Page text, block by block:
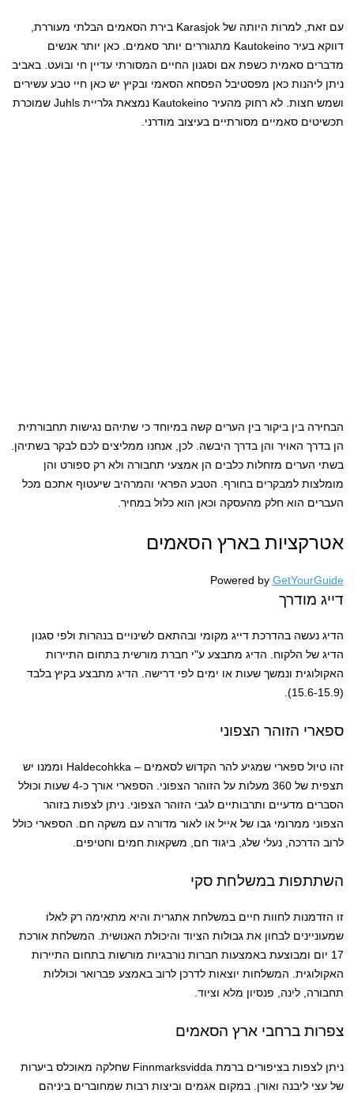
עם זאת, למרות היותה של Karasjok בירת הסאמים הבלתי מעוררת,
דווקא בעיר Kautokeino מתגוררים יותר סאמים. כאן יותר אנשים
מדברים סאמית כשפת אם וסגנון החיים המסורתי עדיין חי ובועט. באביב
ניתן ליהנות כאן מפסטיבל הפסחא הסאמי ובקיץ יש כאן חיי טבע עשירים
ושמש חצות. לא רחוק מהעיר Kautokeino נמצאת גלריית Juhls שמוכרת
תכשיטים סאמיים מסורתיים בעיצוב מודרני.
הבחירה בין ביקור בין הערים קשה במיוחד כי שתיהם נגישות תחבורתית
הן בדרך האויר והן בדרך היבשה. לכן, אנחנו ממליצים לכם לבקר בשתיהן.
בשתי הערים מזחלות כלבים הן אמצעי תחבורה ולא רק ספורט והן
מומלצות למבקרים בחורף. הטבע הפראי והמרהיב שיעטוף אתכם מכל
העברים הוא חלק מהעסקה וכאן הוא כלול במחיר.
אטרקציות בארץ הסאמים
Powered by GetYourGuide
דייג מודרך
הדיג נעשה בהדרכת דייג מקומי ובהתאם לשינויים בנהרות ולפי סגנון
הדיג של הלקוח. הדיג מתבצע ע"י חברת מורשית בתחום התיירות
האקולוגית ונמשך שעות או ימים לפי דרישה. הדיג מתבצע בקיץ בלבד
(15.6-15.9).
ספארי הזוהר הצפוני
זהו טיול ספארי שמגיע להר הקדוש לסאמים – Haldecohkka וממנו יש
תצפית של 360 מעלות על הזוהר הצפוני. הספארי אורך כ-4 שעות וכולל
הסברים מדעיים ותרבותיים לגבי הזוהר הצפוני. ניתן לצפות בזוהר
הצפוני ממרומי גבו של אייל או לאור מדורה עם משקה חם. הספארי כולל
לרוב הדרכה, נעלי שלג, ביגוד חם, משקאות חמים וחטיפים.
השתתפות במשלחת סקי
זו הזדמנות לחוות חיים במשלחת אתגרית והיא מתאימה רק לאלו
שמעוניינים לבחון את גבולות הציוד והיכולת האנושית. המשלחת אורכת
17 יום ומבוצעת באמצעות חברות נורבגיות מורשות בתחום התיירות
האקולוגית. המשלחות יוצאות לדרכן לרוב באמצע פברואר וכוללות
תחבורה, לינה, פנסיון מלא וציוד.
צפרות ברחבי ארץ הסאמים
ניתן לצפות בציפורים ברמת Finnmarksvidda שחלקה מאוכלס ביערות
של עצי ליבנה ואורן. במקום אגמים וביצות רבות שמחוברים ביניהם